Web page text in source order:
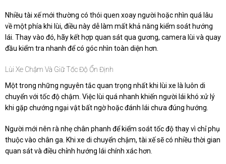
Nhiều tài xế mới thường có thói quen xoay người hoặc nhìn quá lâu
về một phía khi lùi, điều này dễ làm mất khả năng kiểm soát hướng
lái. Thay vào đó, hãy kết hợp quan sát qua gương, camera lùi và quay
đầu kiểm tra nhanh để có góc nhìn toàn diện hơn.
Lùi Xe Chậm Và Giữ Tốc Độ Ổn Định
Một trong những nguyên tắc quan trọng nhất khi lùi xe là luôn di
chuyển với tốc độ chậm. Việc lùi quá nhanh khiến người lái khó xử lý
khi gặp chướng ngại vật bất ngờ hoặc đánh lái chưa đúng hướng.
Người mới nên rà nhẹ chân phanh để kiểm soát tốc độ thay vì chỉ phụ
thuộc vào chân ga. Khi xe di chuyển chậm, tài xế sẽ có nhiều thời gian
quan sát và điều chỉnh hướng lái chính xác hơn.